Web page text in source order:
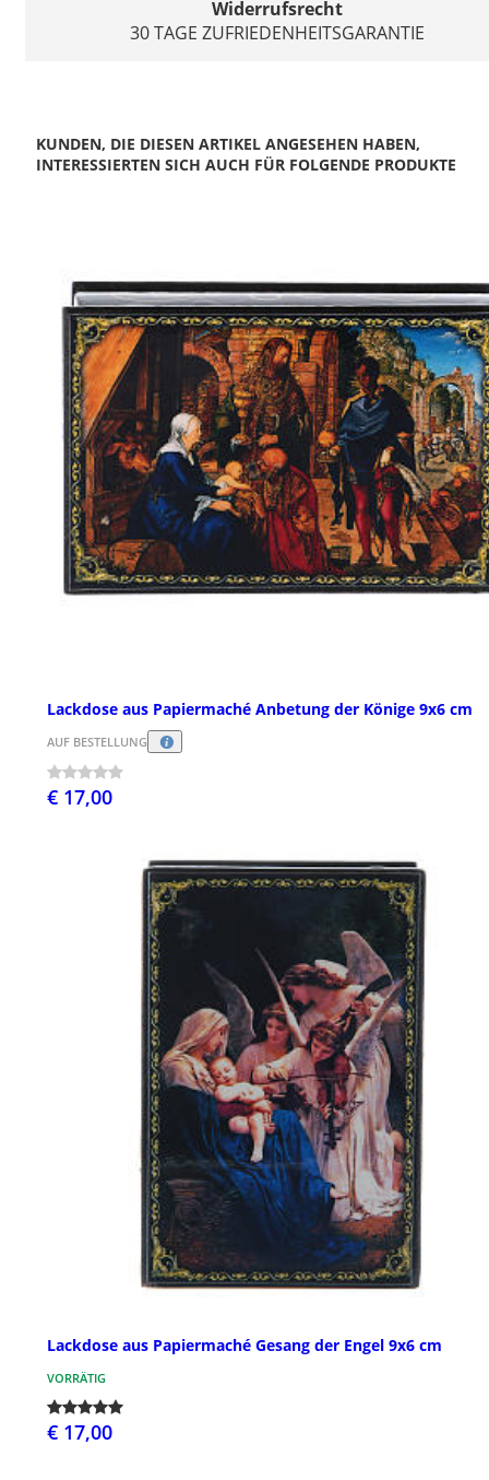
Widerrufsrecht
30 TAGE ZUFRIEDENHEITSGARANTIE
KUNDEN, DIE DIESEN ARTIKEL ANGESEHEN HABEN,
INTERESSIERTEN SICH AUCH FÜR FOLGENDE PRODUKTE
Lackdose aus Papiermaché Anbetung der Könige 9x6 cm
AUF BESTELLUNG
€ 17,00
Lackdose aus Papiermaché Gesang der Engel 9x6 cm
VORRÄTIG
€ 17,00